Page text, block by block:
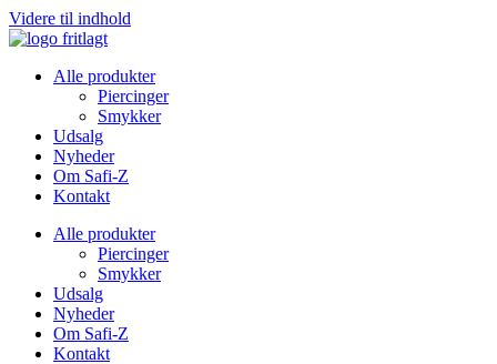
Videre til indhold
Alle produkter
Piercinger
Smykker
Udsalg
Nyheder
Om Safi-Z
Kontakt
Alle produkter
Piercinger
Smykker
Udsalg
Nyheder
Om Safi-Z
Kontakt